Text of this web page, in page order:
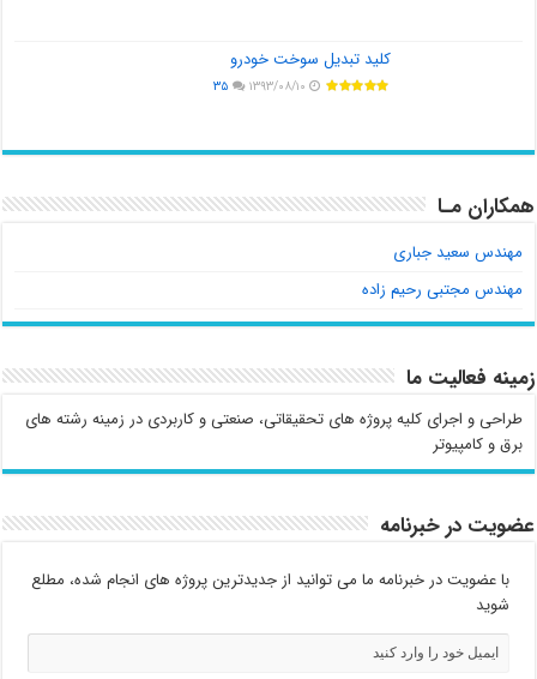
کلید تبدیل سوخت خودرو
۱۳۹۳/۰۸/۱۰ ۳۵
همکاران مـا
مهندس سعید جباری
مهندس مجتبی رحیم زاده
زمینه فعالیت ما
طراحی و اجرای کلیه پروژه های تحقیقاتی، صنعتی و کاربردی در زمینه رشته های
برق و کامپیوتر
عضویت در خبرنامه
با عضویت در خبرنامه ما می توانید از جدیدترین پروژه های انجام شده، مطلع
شوید